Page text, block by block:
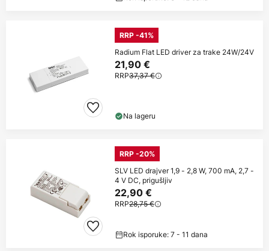
RRP -41%
Radium Flat LED driver za trake 24W/24V
21,90 €
RRP37,37 €
Na lageru
RRP -20%
SLV LED drajver 1,9 - 2,8 W, 700 mA, 2,7 -
4 V DC, prigušljiv
22,90 €
RRP28,75 €
Rok isporuke: 7 - 11 dana